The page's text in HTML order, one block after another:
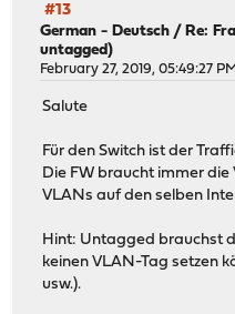
#13
German - Deutsch / Re:
untagged)
February 27, 2019, 05:49:27 PM
Salute
Für den Switch ist der
Die FW braucht immer
VLANs auf den selben
Hint: Untagged brauchst
keinen VLAN-Tag setzen
usw.).